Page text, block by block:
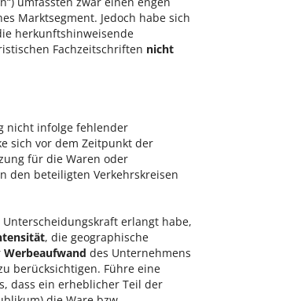
Marktsegment. Jedoch habe sich
herkunftshinweisende
Fachzeitschriften nicht
nicht infolge fehlender
sich vor dem Zeitpunkt der
für die Waren oder
den beteiligten Verkehrskreisen
erlangt habe,
, die geographische
Werbeaufwand des Unternehmens
berücksichtigen. Führe eine
dass ein erheblicher Teil der